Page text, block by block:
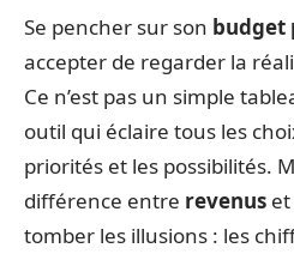
Se pencher sur son budget
accepter de regarder la
Ce n’est pas un simple
outil qui éclaire tous les
priorités et les possibilités.
différence entre revenus et
tomber les illusions : les